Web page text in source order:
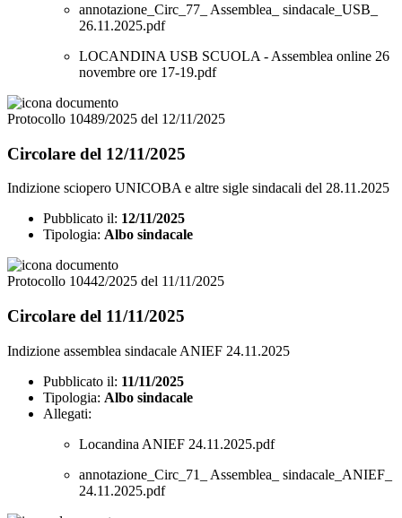
annotazione_Circ_77_ Assemblea_ sindacale_USB_
26.11.2025.pdf
LOCANDINA USB SCUOLA - Assemblea online 26
novembre ore 17-19.pdf
Protocollo 10489/2025 del 12/11/2025
Circolare del 12/11/2025
Indizione sciopero UNICOBA e altre sigle sindacali del 28.11.2025
Pubblicato il: 12/11/2025
Tipologia: Albo sindacale
Protocollo 10442/2025 del 11/11/2025
Circolare del 11/11/2025
Indizione assemblea sindacale ANIEF 24.11.2025
Pubblicato il: 11/11/2025
Tipologia: Albo sindacale
Allegati:
Locandina ANIEF 24.11.2025.pdf
annotazione_Circ_71_ Assemblea_ sindacale_ANIEF_
24.11.2025.pdf